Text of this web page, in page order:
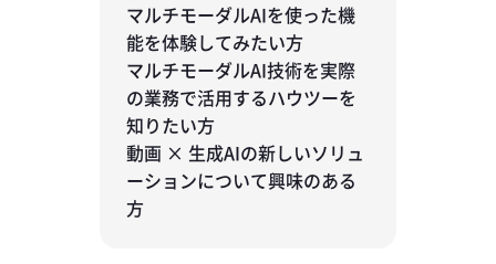
マルチモーダルAIを使った機
能を体験してみたい方
マルチモーダルAI技術を実際
の業務で活用するハウツーを
知りたい方
動画 × 生成AIの新しいソリュ
ーションについて興味のある
方